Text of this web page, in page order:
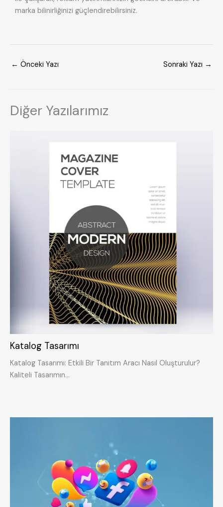
marka bilinirliğinizi güçlendirebilirsiniz.
← Önceki Yazı Sonraki Yazı →
Diğer Yazılarımız
Katalog Tasarımı
Katalog Tasarımı: Etkili Bir Tanıtım Aracı Nasıl Oluşturulur?
Kaliteli Tasarımın…